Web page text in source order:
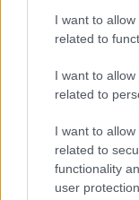
I want to
related to
I want to
related to
I want to
related to
functionality
user protection.